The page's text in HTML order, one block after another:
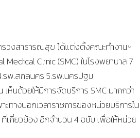
งสาธารณสุข ได้แต่งตั้งคณะทำงานฯ
Clinic (SMC) ในโรงพยาบาล 7
รพ.สกลนคร 5.รพ.นครปฐม
นด้วยให้มีการจัดบริการ SMC มากกว่า
ทางนอกเวลาราชการของหน่วยบริการใน
เกี่ยวข้อง อีกจำนวน 4 ฉบับ เพื่อให้หน่วย